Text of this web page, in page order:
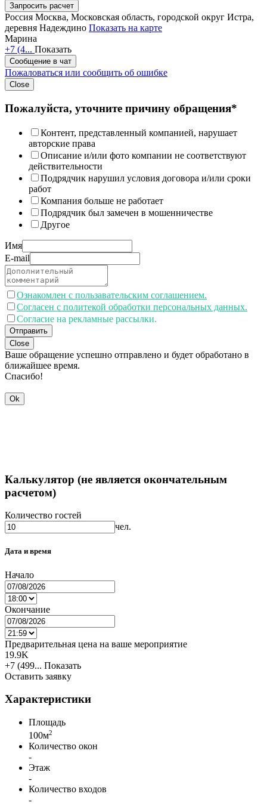
Запросить расчет
Россия Москва, Московская область, городской округ Истра,
деревня Надеждино Показать на карте
Марина
+7 (4... Показать
Сообщение в чат
Пожаловаться или сообщить об ошибке
Close
Пожалуйста, уточните причину обращения*
Контент, представленный компанией, нарушает
авторские права
Описание и/или фото компании не соответствуют
действительности
Подрядчик нарушил условия договора и/или сроки
работ
Компания больше не работает
Подрядчик был замечен в мошенничестве
Другое
Имя
E-mail
Ознакомлен с пользавательским соглашением.
Согласен с политекой обработки персональных данных.
Согласие на рекламные рассылки.
Отправить
Close
Ваше обращение успешно отправлено и будет обработано в
ближайшее время.
Спасибо!
Ok
Калькулятор (не является окончательным
расчетом)
Количество гостей
чел.
Дата и время
Начало
Окончание
Предварительная цена на ваше мероприятие
19.9K
+7 (499... Показать
Оставить заявку
Характеристики
Площадь
100м2
Количество окон
-
Этаж
-
Количество входов
-